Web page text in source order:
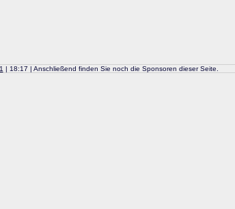
| 18:17 | Anschließend finden Sie noch die Sponsoren dieser Seite.